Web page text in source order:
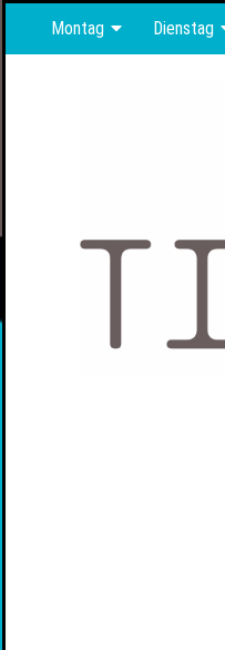
Montag Dienstag